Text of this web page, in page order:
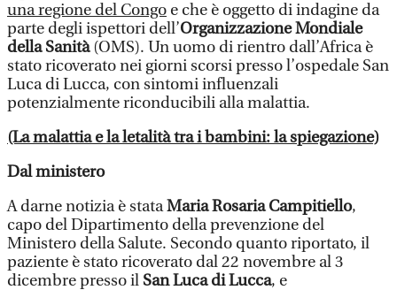
una regione del Congo e che è oggetto di indagine da
parte degli ispettori dell’Organizzazione Mondiale
della Sanità(OMS). Un uomo di rientro dall’Africa è
stato ricoverato nei giorni scorsi presso l’ospedale San
Luca di Lucca, con sintomi influenzali
potenzialmente riconducibili alla malattia.
(La malattia e la letalità tra i bambini: la spiegazione)
Dal ministero
A darne notizia è stataMaria Rosaria Campitiello,
capo del Dipartimento della prevenzione del
Ministero della Salute. Secondo quanto riportato, il
paziente è stato ricoverato dal 22 novembre al 3
dicembre presso il San Luca di Lucca, e